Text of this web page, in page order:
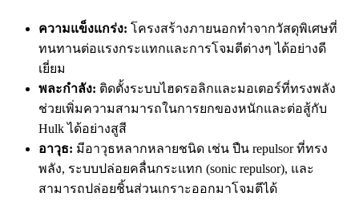
ความแข็งแกร่ง: โครงสร้างภายนอกทำจากวัสดุพิเศษที่
ทนทานต่อแรงกระแทกและการโจมตีต่างๆ ได้อย่างดี
เยี่ยม
พละกำลัง: ติดตั้งระบบไฮดรอลิกและมอเตอร์ที่ทรงพลัง
ช่วยเพิ่มความสามารถในการยกของหนักและต่อสู้กับ
Hulk ได้อย่างสูสี
อาวุธ: มีอาวุธหลากหลายชนิด เช่น ปืน repulsor ที่ทรง
พลัง, ระบบปล่อยคลื่นกระแทก (sonic repulsor), และ
สามารถปล่อยชิ้นส่วนเกราะออกมาโจมตีได้